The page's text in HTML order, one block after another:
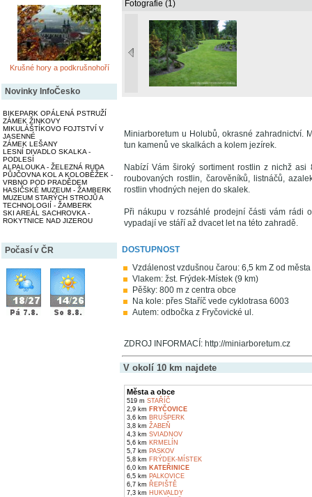
Krušné hory a podkrušnohoří
Novinky InfoČesko
BIKEPARK OPÁLENÁ PSTRUŽÍ
ZÁMEK ŽINKOVY
MIKULÁŠTÍKOVO FOJTSTVÍ V
JASENNÉ
ZÁMEK LEŠANY
LESNÍ DIVADLO SKALKA -
PODLESÍ
ALPALOUKA - ŽELEZNÁ RUDA
PŮJČOVNA KOL A KOLOBĚŽEK -
VRBNO POD PRADĚDEM
HASIČSKÉ MUZEUM - ŽAMBERK
MUZEUM STARÝCH STROJŮ A
TECHNOLOGIÍ - ŽAMBERK
SKI AREÁL SACHROVKA -
ROKYTNICE NAD JIZEROU
Počasí v ČR
Fotografie (1)
Miniarboretum u Holubů, okrasné zahradnictví.
tun kamenů ve skalkách a kolem jezírek.
Nabízí Vám široký sortiment rostlin z nichž
roubovaných rostlin, čarověníků, listnáčů,
rostlin vhodných nejen do skalek.
Při nákupu v rozsáhlé prodejní části vám rádi
vypadají ve stáří až dvacet let na této zahradě.
DOSTUPNOST
Vzdálenost vzdušnou čarou: 6,5 km Z od
Vlakem: žst. Frýdek-Místek (9 km)
Pěšky: 800 m z centra obce
Na kole: přes Staříč vede cyklotrasa 6003
Autem: odbočka z Fryčovické ul.
ZDROJ INFORMACÍ: http://miniarboretum.cz
V okolí 10 km najdete
Města a obce
519 m STAŘÍČ
2,9 km FRYČOVICE
3,6 km BRUŠPERK
3,8 km ŽABEŇ
4,3 km SVIADNOV
5,6 km KRMELÍN
5,7 km PASKOV
5,8 km FRÝDEK-MÍSTEK
6,0 km KATEŘINICE
6,5 km PALKOVICE
6,7 km ŘEPIŠTĚ
7,3 km HUKVALDY